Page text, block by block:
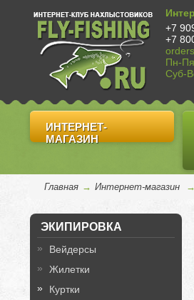
+7
+7
Пн-
Суб-
ИНТЕРНЕТ-
МАГАЗИН
Главная → Интернет-магазин →
ЭКИПИРОВКА
Вейдерсы
Жилетки
Куртки